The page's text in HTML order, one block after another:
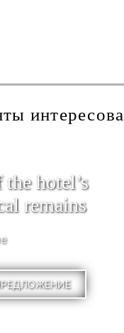
hotel’s
remains